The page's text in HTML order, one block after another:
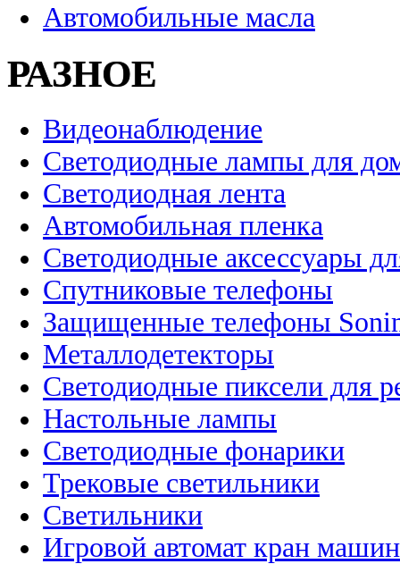
Автомобильные масла
РАЗНОЕ
Видеонаблюдение
Светодиодные лампы для
Светодиодная лента
Автомобильная пленка
Светодиодные аксессуары
Спутниковые телефоны
Защищенные телефоны
Металлодетекторы
Светодиодные пиксели для
Настольные лампы
Светодиодные фонарики
Трековые светильники
Светильники
Игровой автомат кран